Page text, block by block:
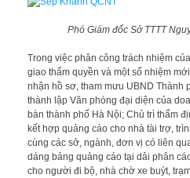
Phó Giám đốc Sở TTTT
Trong việc phân công trách nhiệm
giao thẩm quyền và một số nhiệm
nhận hồ sơ, tham mưu UBND Thành
thành lập Văn phòng đại diện của
bàn thành phố Hà Nội; Chủ trì thẩm
kết hợp quảng cáo cho nhà tài trợ,
cùng các sở, ngành, đơn vị có liên
dáng bảng quảng cáo tại dải phân
cho người đi bộ, nhà chờ xe buýt,